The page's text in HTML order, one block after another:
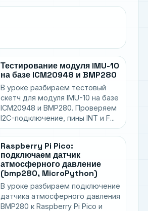
Тестирование модуля IMU-10
на базе ICM20948 и BMP280
В уроке разбираем тестовый
скетч для модуля IMU-10 на базе
ICM20948 и BMP280. Проверяем
I2C-подключение, пины INT и F...
Raspberry Pi Pico:
подключаем датчик
атмосферного давление
(bmp280, MicroPython)
В уроке разбираем подключение
датчика атмосферного давления
BMP280 к Raspberry Pi Pico и